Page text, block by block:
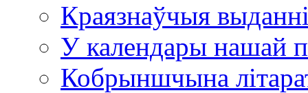
Краязнаўчыя
У календары нашай
Кобрыншчына